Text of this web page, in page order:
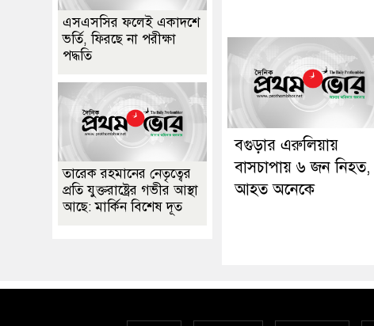
বগুড়ার এরুলিয়ায়
বাসচাপায় ৬ জন নিহত,
আহত অনেকে
এসএসসির ফলেই একাদশে
ভর্তি, ফিরছে না পরীক্ষা
পদ্ধতি
তারেক রহমানের নেতৃত্বের
প্রতি যুক্তরাষ্ট্রের গভীর আস্থা
আছে: মার্কিন বিশেষ দূত